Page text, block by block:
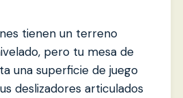
tienen un terreno
pero tu mesa de
una superficie de juego
deslizadores articulados